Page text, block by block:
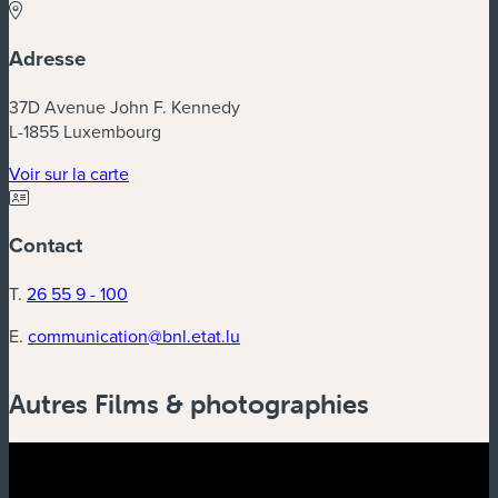
Adresse
37D Avenue John F. Kennedy
L-1855 Luxembourg
Voir sur la carte
Contact
T. 26 55 9 - 100
E. communication@bnl.etat.lu
Autres Films & photographies